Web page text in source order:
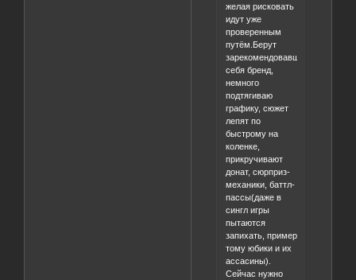
желая рисковать
идут уже
проверенным
путëм.Берут
зарекомендовавший
себя бренд,
немного
подтягиваю
графику, сюжет
лепят по
быстрому на
коленке,
прикручивают
донат, сюрприз-
механики, баттл-
пассы(даже в
сингл игры
пытаются
запихать, пример
тому юбики и их
ассасины).
Сейчас нужно